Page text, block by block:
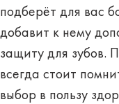
подберёт для вас
добавит к нему
защиту для зубов.
всегда стоит
выбор в пользу